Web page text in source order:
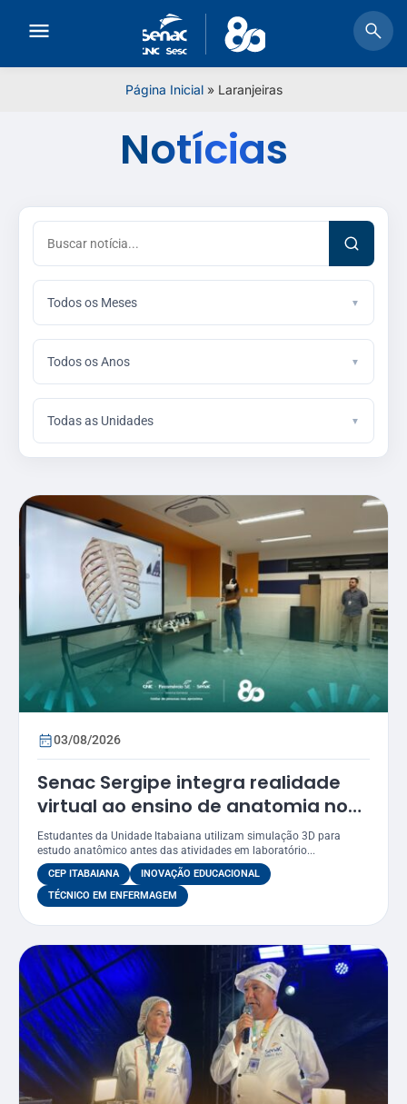
Página Inicial» Laranjeiras
Notícias
Todos os Meses
Todos os Anos
Todas as Unidades
03/08/2026
Senac Sergipe integra realidade
virtual ao ensino de anatomia no
curso de Enfermagem
Estudantes da Unidade Itabaiana utilizam simulação 3D para
estudo anatômico antes das atividades em laboratório...
CEP ITABAIANA
INOVAÇÃO EDUCACIONAL
TÉCNICO EM ENFERMAGEM